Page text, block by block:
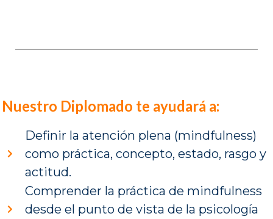
Nuestro Diplomado te ayudará a:
Definir la atención plena (mindfulness)
como práctica, concepto, estado, rasgo y
actitud.
Comprender la práctica de mindfulness
desde el punto de vista de la psicología